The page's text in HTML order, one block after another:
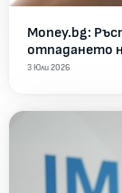
Money.bg:
oтпaдaнeтo
3 Юли 2026